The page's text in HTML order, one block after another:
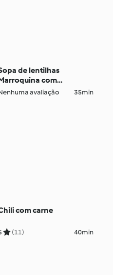
de lentilhas
com
avaliação 35min
com carne
(11) 40min